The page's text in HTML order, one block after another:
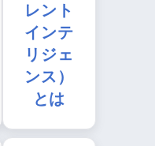
レント
インテ
リジェ
ンス）
とは